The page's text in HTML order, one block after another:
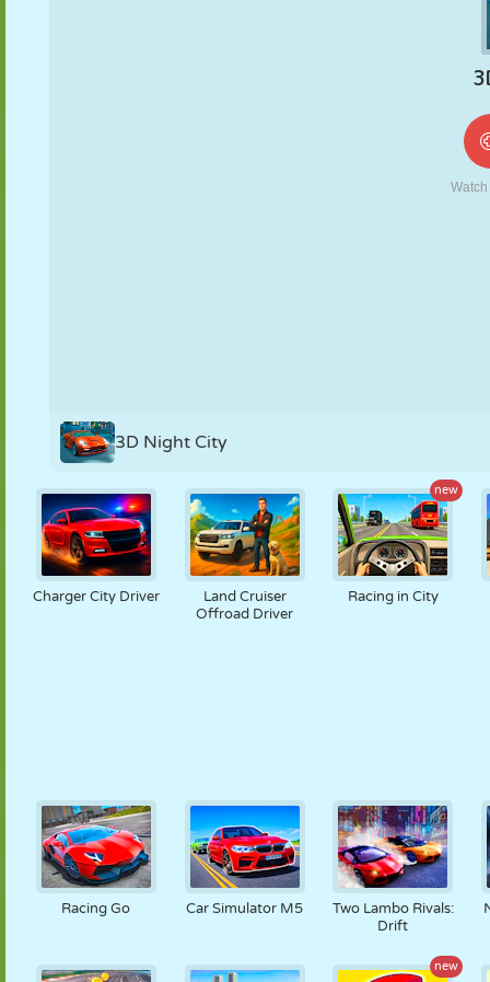
MORPION
3D Night City
Charger City Driver
Land Cruiser
Offroad Driver
new
Racing in City
Racing Go Car Simulator M5
Two Lambo Rivals:
Drift
new